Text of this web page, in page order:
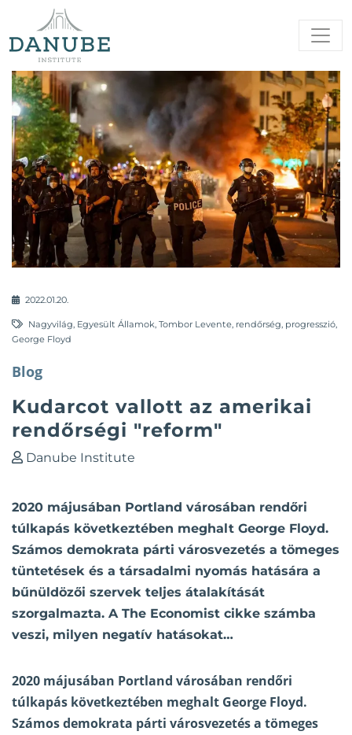
2022.01.20.
Nagyvilág, Egyesült Államok, Tombor Levente, rendőrség, progresszió,
George Floyd
Blog
Kudarcot vallott az amerikai
rendőrségi "reform"
Danube Institute
2020 májusában Portland városában rendőri
túlkapás következtében meghalt George Floyd.
Számos demokrata párti városvezetés a tömeges
tüntetések és a társadalmi nyomás hatására a
bűnüldözői szervek teljes átalakítását
szorgalmazta. A The Economist cikke számba
veszi, milyen negatív hatásokat…
2020 májusában Portland városában rendőri
túlkapás következtében meghalt George Floyd.
Számos demokrata párti városvezetés a tömeges